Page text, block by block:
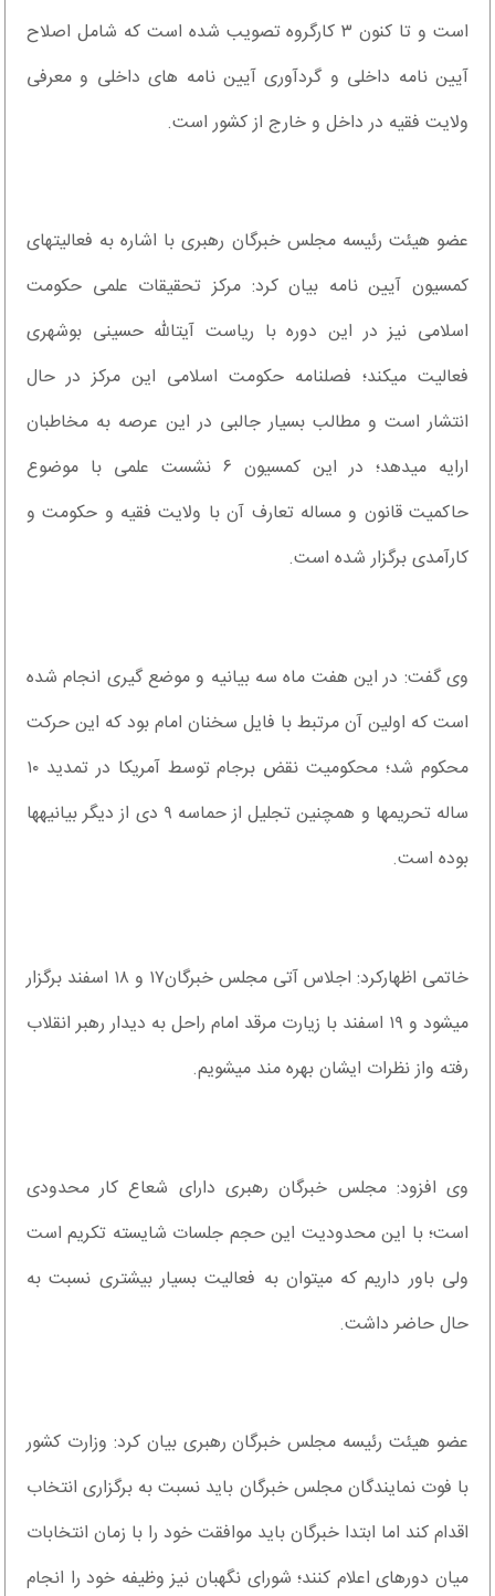
است و تا کنون ۳ کارگروه تصویب شده است که شامل اصلاح
آیین نامه داخلی و گردآوری آیین نامه های داخلی و معرفی
ولایت فقیه در داخل و خارج از کشور است.
عضو هیئت رئیسه مجلس خبرگان رهبری با اشاره به فعالیت‎های
کمسیون آیین نامه بیان کرد: مرکز تحقیقات علمی حکومت
اسلامی نیز در این دوره با ریاست آیت‎الله حسینی بوشهری
فعالیت می‎کند؛ فصلنامه حکومت اسلامی این مرکز در حال
انتشار است و مطالب بسیار جالبی در این عرصه به مخاطبان
ارایه می‎دهد؛ در این کمسیون ۶ نشست علمی با موضوع
حاکمیت قانون و مساله تعارف آن با ولایت فقیه و حکومت و
کارآمدی برگزار شده است.
وی گفت: در این هفت ماه سه بیانیه و موضع گیری انجام شده
است که اولین آن مرتبط با فایل سخنان امام بود که این حرکت
محکوم شد؛ محکومیت نقض برجام توسط آمریکا در تمدید ۱۰
ساله تحریم‎ها و همچنین تجلیل از حماسه ۹ دی از دیگر بیانیه‎ها
بوده است.
خاتمی اظهارکرد: اجلاس آتی مجلس خبرگان۱۷ و ۱۸ اسفند برگزار
می‎شود و ۱۹ اسفند با زیارت مرقد امام راحل به دیدار رهبر انقلاب
رفته واز نظرات ایشان بهره مند می‎شویم.
وی افزود: مجلس خبرگان رهبری دارای شعاع کار محدودی
است؛ با این محدودیت این حجم جلسات شایسته تکریم است
ولی باور داریم که می‎توان به فعالیت بسیار بیشتری نسبت به
حال حاضر داشت.
عضو هیئت رئیسه مجلس خبرگان رهبری بیان کرد: وزارت کشور
با فوت نمایندگان مجلس خبرگان باید نسبت به برگزاری انتخاب
اقدام کند اما ابتدا خبرگان باید موافقت خود را با زمان انتخابات
میان دوره‎ای اعلام کنند؛ شورای نگهبان نیز وظیفه خود را انجام